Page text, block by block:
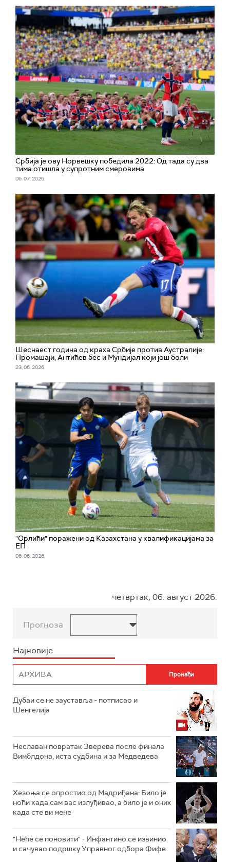
Србија је ову Норвешку победила 2022: Од тада су два
тима отишла у супротним смеровима
06. 07. 2026.
Шеснаест година од краха Србије против Аустралије:
Промашаји, Антићев бес и Мундијал који још боли
23. 06. 2026.
"Орлићи" поражени од Казахстана у квалификацијама за
ЕП
06. 06. 2026.
четвртак, 06. август 2026.
Прогноза
Најновије
Дубаи се не зауставља - потписао и
Шенгелија
Неславан повратак Зверева после финала
Вимблдона, иста судбина и за Медведева
Хезоња се опростио од Мадриђана: Било је
ноћи када сам вас излуђивао, а било је и оних
када сте ви мене
"Неће се поновити" - Инфантино се извинио
и сачувао подршку Управног одбора Фифе